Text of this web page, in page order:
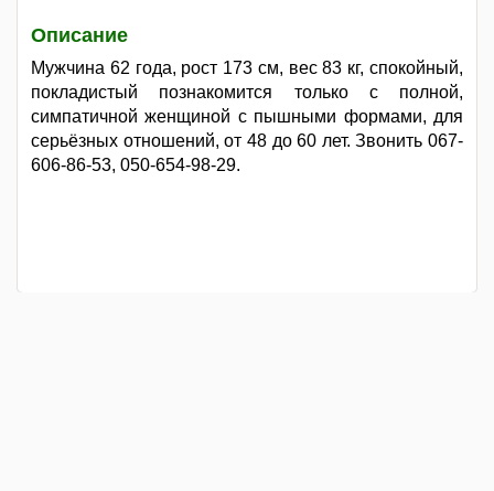
Описание
Мужчина 62 года, рост 173 см, вес 83 кг, спокойный,
покладистый познакомится только с полной,
симпатичной женщиной с пышными формами, для
серьёзных отношений, от 48 до 60 лет. Звонить 067-
606-86-53, 050-654-98-29.